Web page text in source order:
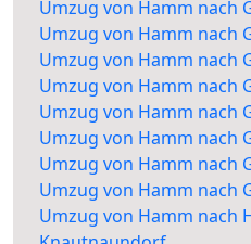
Umzug von Hamm nach
Umzug von Hamm nach
Umzug von Hamm nach
Umzug von Hamm nach
Umzug von Hamm nach
Umzug von Hamm nach
Umzug von Hamm nach
Umzug von Hamm nach
Umzug von Hamm nach